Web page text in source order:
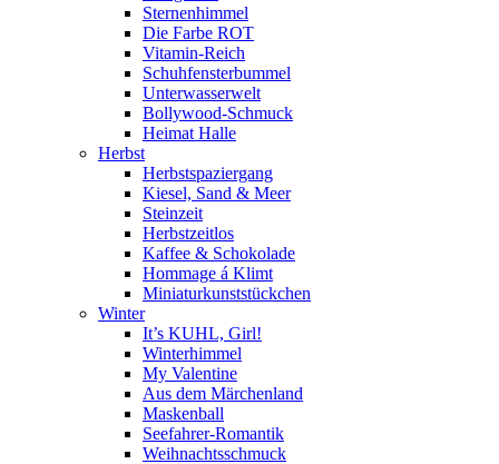
Sternenhimmel
Die Farbe ROT
Vitamin-Reich
Schuhfensterbummel
Unterwasserwelt
Bollywood-Schmuck
Heimat Halle
Herbst
Herbstspaziergang
Kiesel, Sand & Meer
Steinzeit
Herbstzeitlos
Kaffee & Schokolade
Hommage á Klimt
Miniaturkunststückchen
Winter
It’s KUHL, Girl!
Winterhimmel
My Valentine
Aus dem Märchenland
Maskenball
Seefahrer-Romantik
Weihnachtsschmuck